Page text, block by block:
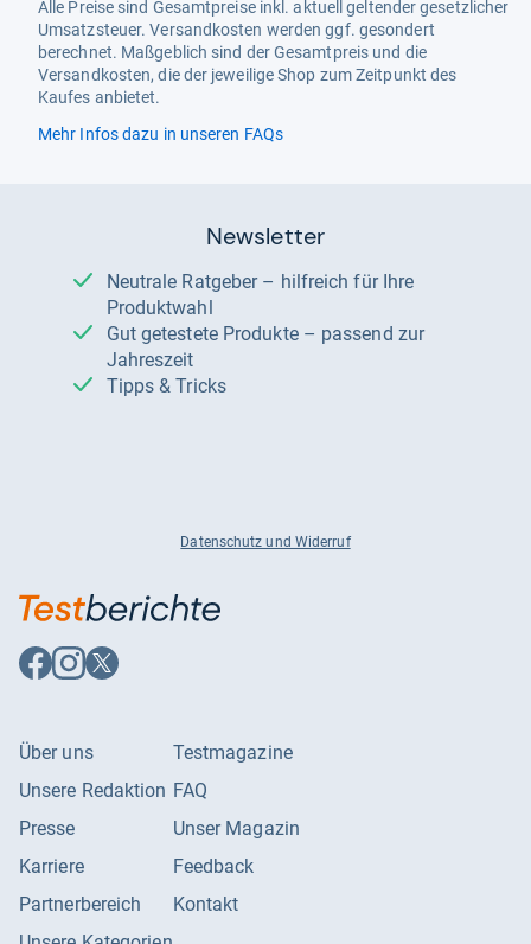
Alle Preise sind Gesamtpreise inkl. aktuell geltender gesetzlicher
Umsatzsteuer. Versandkosten werden ggf. gesondert
berechnet. Maßgeblich sind der Gesamtpreis und die
Versandkosten, die der jeweilige Shop zum Zeitpunkt des
Kaufes anbietet.
Mehr Infos dazu in unseren FAQs
Newsletter
Neutrale Ratgeber – hilfreich für Ihre
Produktwahl
Gut getestete Produkte – passend zur
Jahreszeit
Tipps & Tricks
Datenschutz und Widerruf
Auf
Facebook
Auf
Instagram
Auf
X
Über uns
Unsere Redaktion
Presse
Karriere
Partnerbereich
Testmagazine
FAQ
Unser Magazin
Feedback
Kontakt